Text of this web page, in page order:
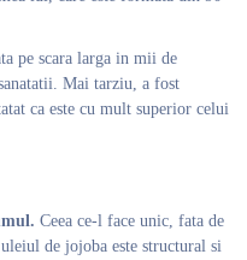
pe scara larga in mii de
Mai tarziu, a fost
ca este cu mult superior celui
Ceea ce-l face unic, fata de
de jojoba este structural si